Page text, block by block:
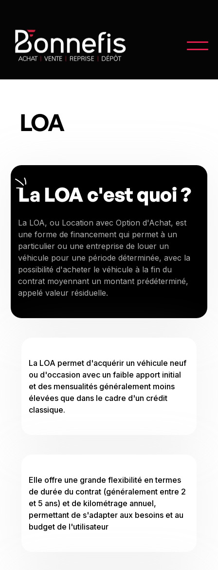
LOA
La LOA c'est quoi ?
La LOA, ou Location avec Option d'Achat, est
une forme de financement qui permet à un
particulier ou une entreprise de louer un
véhicule pour une période déterminée, avec la
possibilité d'acheter le véhicule à la fin du
contrat moyennant un montant prédéterminé,
appelé valeur résiduelle.
La LOA permet d'acquérir un véhicule neuf
ou d'occasion avec un faible apport initial
et des mensualités généralement moins
élevées que dans le cadre d'un crédit
classique.
Elle offre une grande flexibilité en termes
de durée du contrat (généralement entre 2
et 5 ans) et de kilométrage annuel,
permettant de s'adapter aux besoins et au
budget de l'utilisateur